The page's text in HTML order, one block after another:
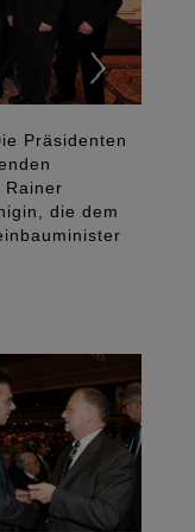
Volksbank,
Coridaß, dem